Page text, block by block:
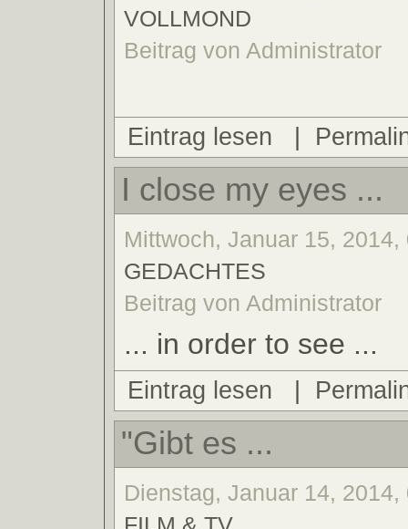
VOLLMOND
Beitrag von Administrator
Eintrag lesen |
I close my eyes ...
Mittwoch, Januar 15, 2014,
GEDACHTES
Beitrag von Administrator
... in order to see ...
Eintrag lesen |
"Gibt es ...
Dienstag, Januar 14,